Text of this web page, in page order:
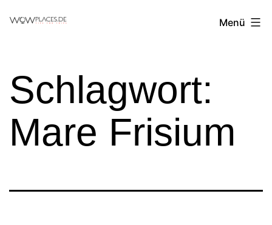
Reiseblog
Menü
Schlagwort:
Mare Frisium